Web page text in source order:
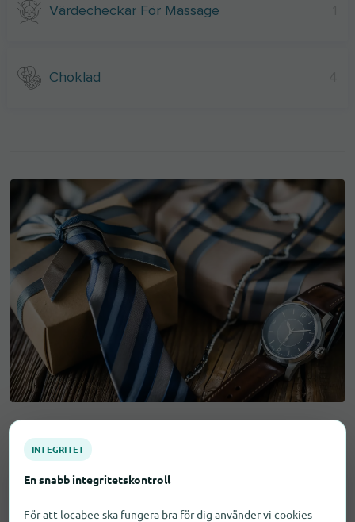
Värdecheckar För Massage
Choklad
Gåvor till män i München
INTEGRITET
En snabb integritetskontroll
För att locabee ska fungera bra för dig använder vi cookies